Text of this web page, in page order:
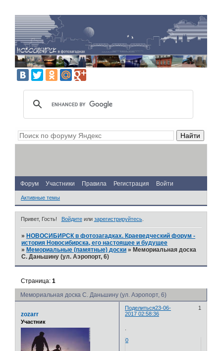
Форум Участники Правила Регистрация Войти
Активные темы
Привет, Гость! Войдитеили зарегистрируйтесь.
» НОВОСИБИРСК в фотозагадках. Краеведческий форум -
история Новосибирска, его настоящее и будущее
» Мемориальные (памятные) доски » Мемориальная доска
С. Даньшину (ул. Аэропорт, 6)
Мемориальная доска С. Даньшину (ул. Аэропорт, 6)
Страница:1
Поделиться 1
23-06-
2017 02:58:36
zozarr
Участник
0